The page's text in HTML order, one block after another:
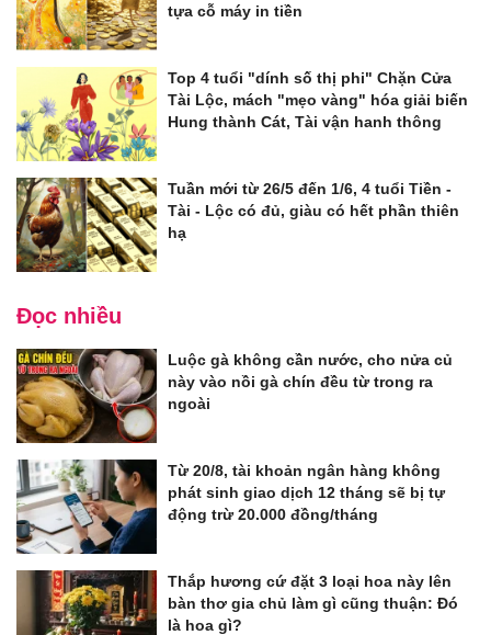
tựa cỗ máy in tiền
Top 4 tuổi "dính số thị phi" Chặn Cửa
Tài Lộc, mách "mẹo vàng" hóa giải biến
Hung thành Cát, Tài vận hanh thông
Tuần mới từ 26/5 đến 1/6, 4 tuổi Tiền -
Tài - Lộc có đủ, giàu có hết phần thiên
hạ
Đọc nhiều
Luộc gà không cần nước, cho nửa củ
này vào nồi gà chín đều từ trong ra
ngoài
Từ 20/8, tài khoản ngân hàng không
phát sinh giao dịch 12 tháng sẽ bị tự
động trừ 20.000 đồng/tháng
Thắp hương cứ đặt 3 loại hoa này lên
bàn thơ gia chủ làm gì cũng thuận: Đó
là hoa gì?